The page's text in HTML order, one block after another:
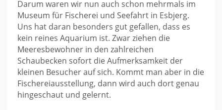
Darum waren wir nun auch schon mehrmals im
Museum für Fischerei und Seefahrt in Esbjerg.
Uns hat daran besonders gut gefallen, dass es
kein reines Aquarium ist. Zwar ziehen die
Meeresbewohner in den zahlreichen
Schaubecken sofort die Aufmerksamkeit der
kleinen Besucher auf sich. Kommt man aber in die
Fischereiausstellung, dann wird auch dort genau
hingeschaut und gelernt.